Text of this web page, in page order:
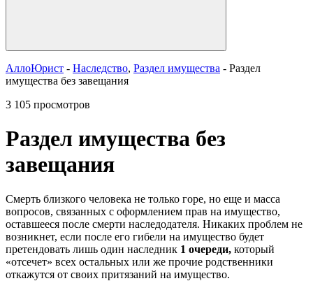
АллоЮрист - Наследство, Раздел имущества - Раздел
имущества без завещания
3 105 просмотров
Раздел имущества без
завещания
Смерть близкого человека не только горе, но еще и масса
вопросов, связанных с оформлением прав на имущество,
оставшееся после смерти наследодателя. Никаких проблем не
возникнет, если после его гибели на имущество будет
претендовать лишь один наследник 1 очереди, который
«отсечет» всех остальных или же прочие родственники
откажутся от своих притязаний на имущество.